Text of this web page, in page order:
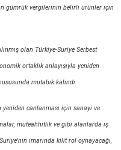
gümrük vergilerinin belirli ürünler için
olan Türkiye-Suriye Serbest
ortaklık anlayışıyla yeniden
mutabık kalındı.
canlanması için sanayi ve
müteahhitlik ve gibi alanlarda iş
imarında kilit rol oynayacağı,